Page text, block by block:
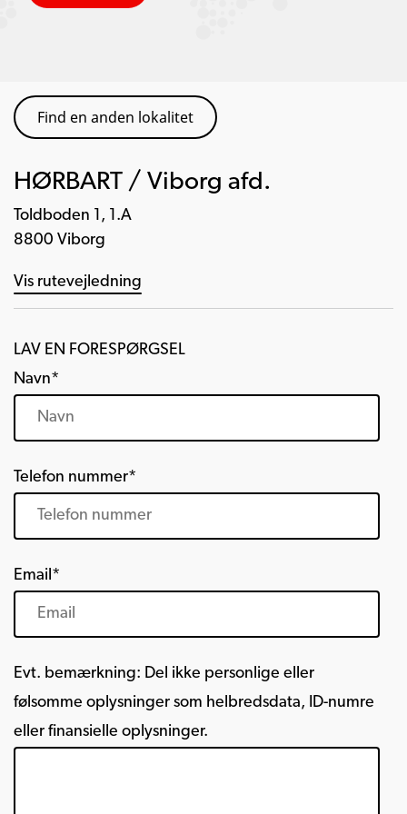
Find en anden lokalitet
HØRBART / Viborg afd.
Toldboden 1, 1.A
8800 Viborg
Vis rutevejledning
LAV EN FORESPØRGSEL
Navn*
Telefon nummer*
Email*
Evt. bemærkning: Del ikke personlige eller
følsomme oplysninger som helbredsdata, ID-numre
eller finansielle oplysninger.